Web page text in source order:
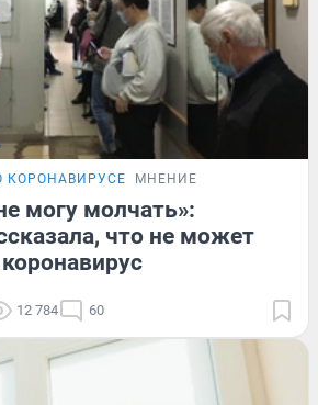
КОРОНАВИРУСЕ МНЕНИЕ
могу молчать»:
что не может
12 784 60